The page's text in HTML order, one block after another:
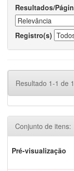
Resultados/
Registro(s)
Resultado 1-1 de
Conjunto de itens:
Pré-visualização